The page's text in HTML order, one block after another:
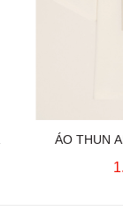
ÁO THUN